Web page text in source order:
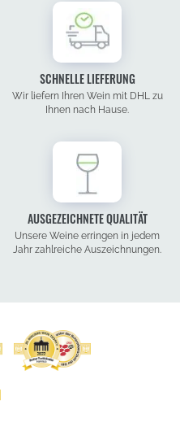
SCHNELLE LIEFERUNG
Wir liefern Ihren Wein mit DHL zu
Ihnen nach Hause.
AUSGEZEICHNETE QUALITÄT
Unsere Weine erringen in jedem
Jahr zahlreiche Auszeichnungen.